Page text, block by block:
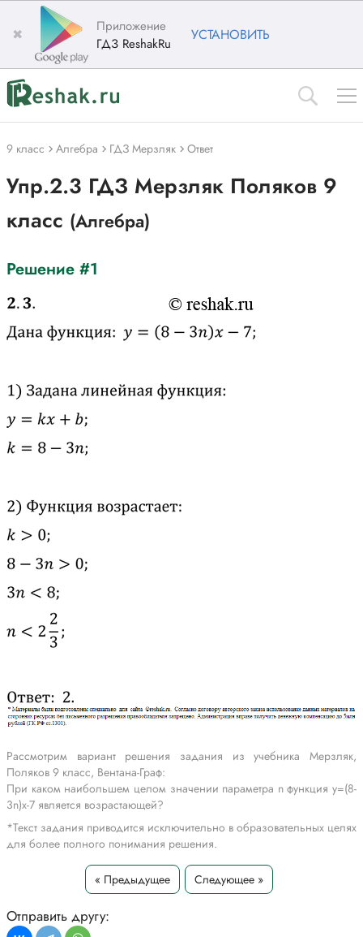
✖
Приложение
ГДЗ ReshakRu
УСТАНОВИТЬ
9 класс Алгебра ГДЗ Мерзляк Ответ
Упр.2.3 ГДЗ Мерзляк Поляков 9
класс (Алгебра)
Решение #1
Рассмотрим вариант решения задания из учебника Мерзляк,
Поляков 9 класс, Вентана-Граф:
При каком наибольшем целом значении параметра n функция y=(8-
3n)x-7 является возрастающей?
*Текст задания приводится исключительно в образовательных целях
для более полного понимания решения.
« Предыдущее Следующее »
Отправить другу: